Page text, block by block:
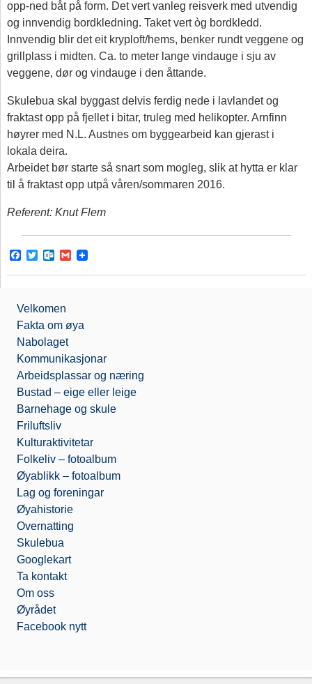
opp-ned båt på form. Det vert vanleg reisverk med utvendig
og innvendig bordkledning. Taket vert òg bordkledd.
Innvendig blir det eit kryploft/hems, benker rundt veggene og
grillplass i midten. Ca. to meter lange vindauge i sju av
veggene, dør og vindauge i den åttande.
Skulebua skal byggast delvis ferdig nede i lavlandet og
fraktast opp på fjellet i bitar, truleg med helikopter. Arnfinn
høyrer med N.L. Austnes om byggearbeid kan gjerast i
lokala deira.
Arbeidet bør starte så snart som mogleg, slik at hytta er klar
til å fraktast opp utpå våren/sommaren 2016.
Referent: Knut Flem
F
c
o
o
k
T
i
e
r
O
t
o
k
.
c
o
m
G
a
Velkomen
Fakta om øya
Nabolaget
Kommunikasjonar
Arbeidsplassar og næring
Bustad – eige eller leige
Barnehage og skule
Friluftsliv
Kulturaktivitetar
Folkeliv – fotoalbum
Øyablikk – fotoalbum
Lag og foreningar
Øyahistorie
Overnatting
Skulebua
Googlekart
Ta kontakt
Om oss
Øyrådet
Facebook nytt